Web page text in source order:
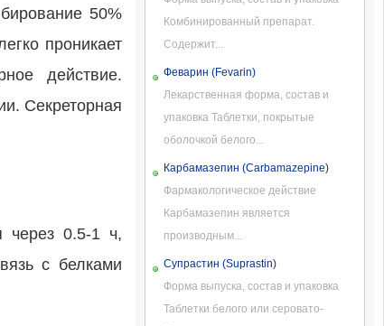
50%
проникает
действие.
Секреторная
через 0.5-1 ч,
с белками
Комбинированный препарат.
Содержит...
Феварин (Fevarin)
Лекарственная форма, состав и
упаковка Таблетки, покрытые
оболочкой белого...
Карбамазепин (Carbamazepine)
Фармакологическое действие
Карбамазепин является
производным...
Супрастин (Suprastin)
Форма выпуска, состав и упаковка
Таблетки белого или серовато-